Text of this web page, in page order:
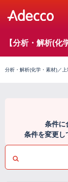
【分析・解析(
分析・解析(化学・素材)／
条件に
条件を変更し